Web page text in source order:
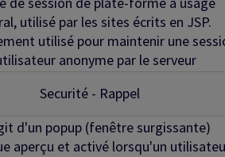
utilisé par les sites écrits en JSP.
utilisé pour maintenir une
anonyme par le serveur
Securité - Rappel
d'un popup (fenêtre surgissante)
aperçu et activé lorsqu'un